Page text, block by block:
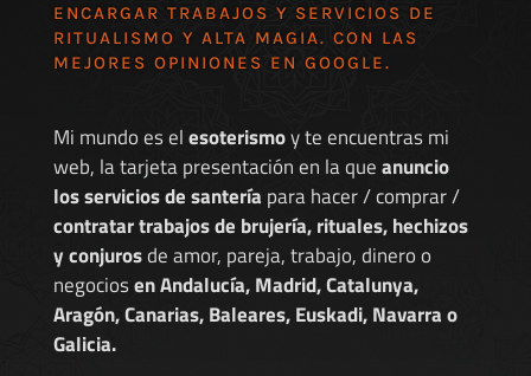
ENCARGAR TRABAJOS Y SERVICIOS DE
RITUALISMO Y ALTA MAGIA. CON LAS
MEJORES OPINIONES EN GOOGLE.
Mi mundo es elesoterismoy te encuentras mi
web, la tarjeta presentación en la queanuncio
los servicios de santería para hacer / comprar /
contratar trabajos de brujería, rituales, hechizos
y conjurosde amor, pareja, trabajo, dinero o
negociosen Andalucía, Madrid, Catalunya,
Aragón, Canarias, Baleares, Euskadi, Navarra o
Galicia.